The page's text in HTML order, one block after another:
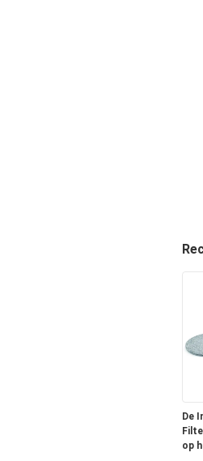
De
op